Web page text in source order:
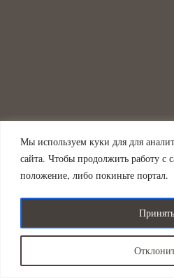
Мы используем куки для для
сайта. Чтобы продолжить работу с
положение, либо покиньте портал.
Принять